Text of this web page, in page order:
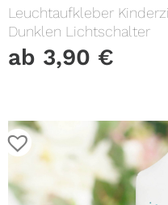
Leuchtaufkleber
Dunklen Lichtschalter
ab 3,90 €